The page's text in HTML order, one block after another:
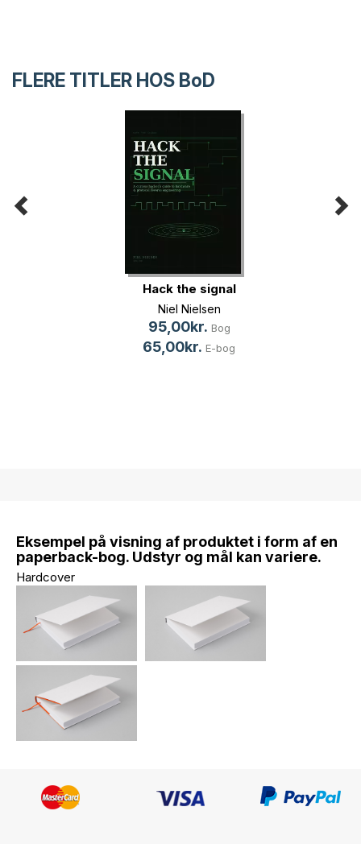
FLERE TITLER HOS BoD
Hack the signal
Niel Nielsen
95,00kr. Bog
65,00kr. E-bog
Eksempel på visning af produktet i form af en
paperback-bog. Udstyr og mål kan variere.
Hardcover